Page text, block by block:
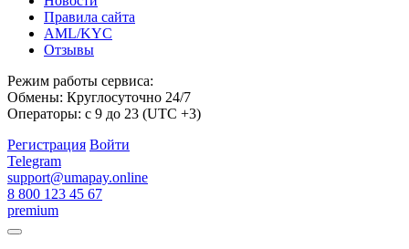
Правила сайта
AML/KYC
Отзывы
Режим работы сервиса:
Обмены: Круглосуточно 24/7
Операторы: с 9 до 23 (UTC +3)
Регистрация Войти
Telegram
support@umapay.online
8 800 123 45 67
premium